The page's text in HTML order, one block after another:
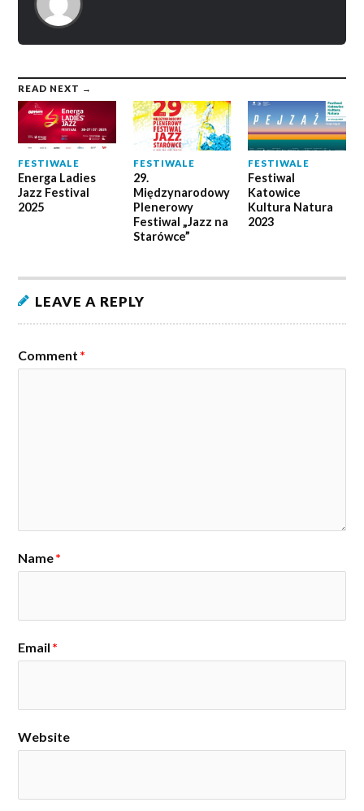
READ NEXT →
FESTIWALE
Energa Ladies
Jazz Festival
2025
FESTIWALE
29.
Międzynarodowy
Plenerowy
Festiwal „Jazz na
Starówce”
FESTIWALE
Festiwal
Katowice
Kultura Natura
2023
LEAVE A REPLY
Comment *
Name*
Email *
Website